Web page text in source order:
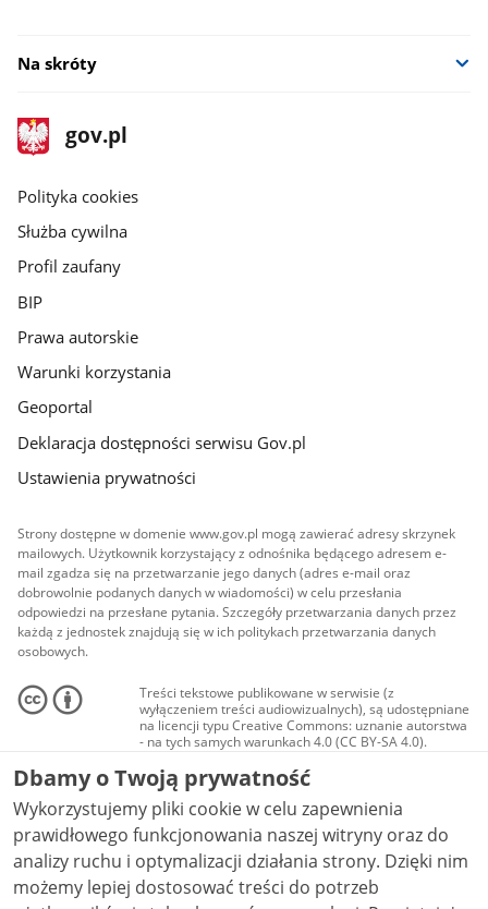
Na skróty
stopka
gov.pl
Strona
gov.pl
gov.pl
Polityka cookies
Służba cywilna
Profil zaufany
BIP
Prawa autorskie
Warunki korzystania
Geoportal
Deklaracja dostępności serwisu Gov.pl
Ustawienia prywatności
Strony dostępne w domenie www.gov.pl mogą zawierać adresy skrzynek
mailowych. Użytkownik korzystający z odnośnika będącego adresem e-
mail zgadza się na przetwarzanie jego danych (adres e-mail oraz
dobrowolnie podanych danych w wiadomości) w celu przesłania
odpowiedzi na przesłane pytania. Szczegóły przetwarzania danych przez
każdą z jednostek znajdują się w ich politykach przetwarzania danych
osobowych.
Treści tekstowe publikowane w serwisie (z
wyłączeniem treści audiowizualnych), są udostępniane
na licencji typu Creative Commons: uznanie autorstwa
- na tych samych warunkach 4.0 (CC BY-SA 4.0).
Materiały audiowizualne, w tym zdjęcia, materiały
audio i wideo, są udostępniane na licencji typu
Creative Commons: uznanie autorstwa użycie
niekomercyjne - bez utworów zależnych 4.0 (CC BY-
NC-ND 4.0), o ile nie jest to stwierdzone inaczej.
Dbamy o Twoją prywatność
Wykorzystujemy pliki cookie w celu zapewnienia
prawidłowego funkcjonowania naszej witryny oraz do
analizy ruchu i optymalizacji działania strony. Dzięki nim
możemy lepiej dostosować treści do potrzeb